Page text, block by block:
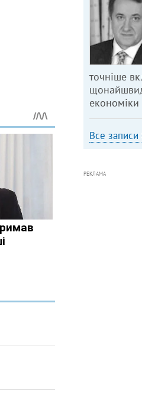
точніше
Все записи
РЕКЛАМА